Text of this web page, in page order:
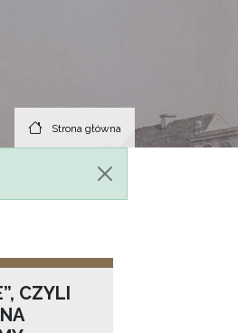
Strona główna
CZYLI